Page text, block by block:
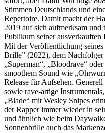
Stimmen Deutschlands und
Repertoire. Damit macht der
2019 auf sich aufmerksam
Publikum seiner
Mit der Veröffentlichung
Brille” (2022), dem
„Superman“, „Bloodrave“
smoothem Sound wie
Release für Aufsehen.
sowie rave-artige
„Blade“ mit Wesley Snipes
der Rapper immer wieder in
und ähnlich wie beim
Sonnenbrille auch das